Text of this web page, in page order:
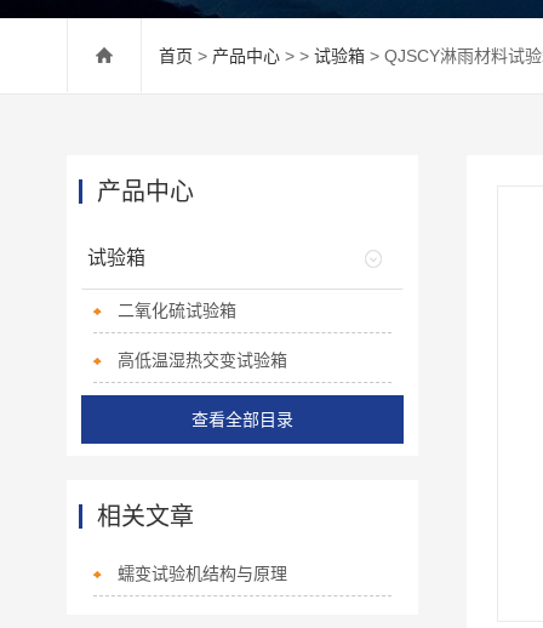
首页 > 产品中心 > > 试验箱 > QJSCY淋雨材料试
产品中心
试验箱
二氧化硫试验箱
高低温湿热交变试验箱
查看全部目录
相关文章
蠕变试验机结构与原理